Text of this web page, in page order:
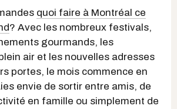
quoi faire à Montréal ce
? Avec les nombreux festivals,
gourmands, les
air et les nouvelles adresses
portes, le mois commence en
envie de sortir entre amis, de
en famille ou simplement de